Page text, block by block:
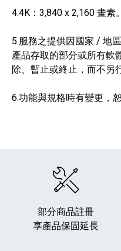
4.4K：3,840 x 2,160 畫素。
5.服務之提供因國家 / 地
產品存取的部分或所有軟
除、暫止或終止，而不另
6.功能與規格時有變更，
部分商品註冊
享產品保固延長